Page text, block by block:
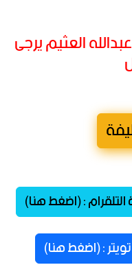
العثيم يرجى
: (اضغط هنا)
: (اضغط هنا)